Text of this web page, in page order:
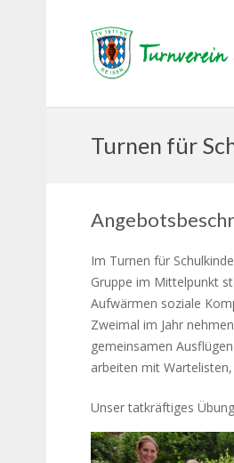
Turnen für
Im Turnen für
Gruppe im Mittelpunkt
Aufwärmen soziale
Zweimal im Jahr
gemeinsamen
arbeiten mit
Unser tatkräftiges